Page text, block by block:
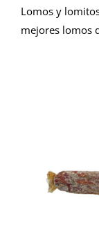
Lomos y
mejores lomos